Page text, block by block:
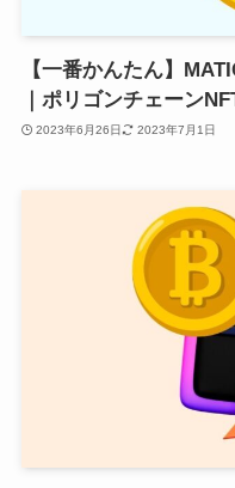
【一番かんたん】
｜ポリゴンチェーン
2023年6月26日 2023年7月1日